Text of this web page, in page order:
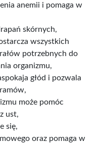
anemii i pomaga w
skórnych,
wszystkich
potrzebnych do
organizmu,
głód i pozwala
może pomóc
ust,
się,
oraz pomaga w